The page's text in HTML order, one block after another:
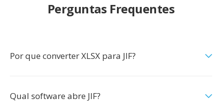
Perguntas Frequentes
Por que converter XLSX para JIF?
Qual software abre JIF?